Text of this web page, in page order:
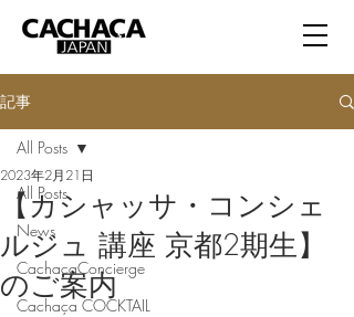
記事
All Posts
News
CachacaConcierge
Cachaça COCKTAIL
All Posts
【カシャッサ・コンシェ
ルジュ 講座 京都2期生】
のご案内
2023年2月21日